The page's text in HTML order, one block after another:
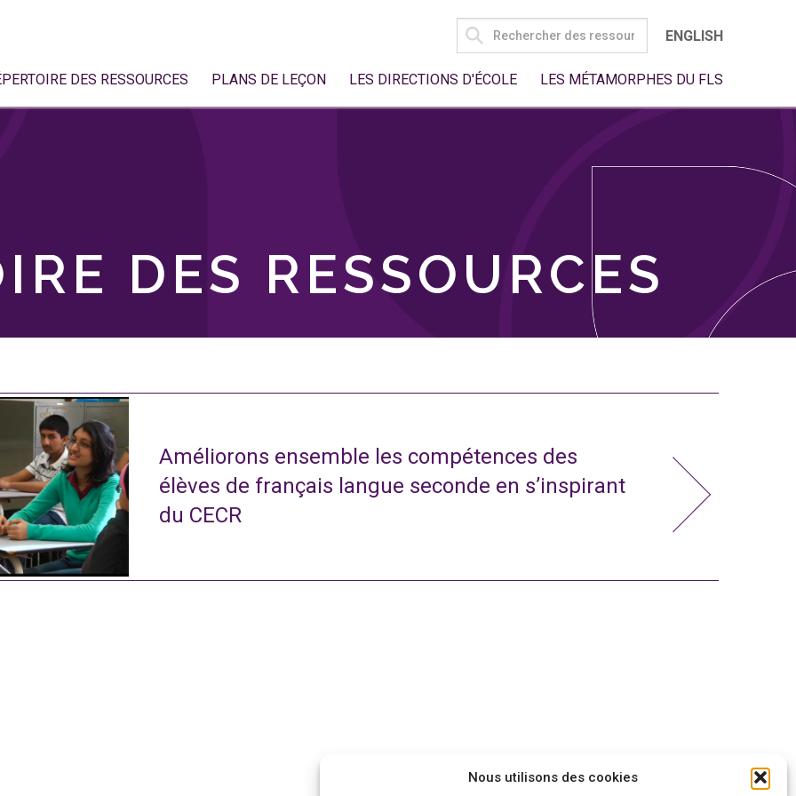
Nous utilisons des cookies
SEARCH
FOR:
ENGLISH
DES RESSOURCES PLANS DE LEÇON LES DIRECTIONS D'ÉCOLE LES MÉTAMORPHES DU FLS
DES RESSOURCES
Améliorons ensemble les compétences des
élèves de français langue seconde en s’inspirant
du CECR